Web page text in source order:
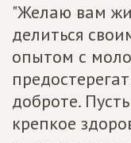
"Желаю вам
делиться
опытом с
доброте.
крепкое